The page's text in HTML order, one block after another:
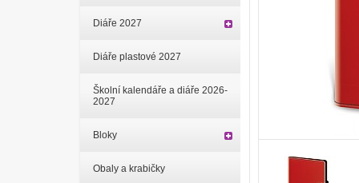
Diáře 2027
Diáře plastové 2027
Školní kalendáře a diáře 2026-
2027
Bloky
Obaly a krabičky